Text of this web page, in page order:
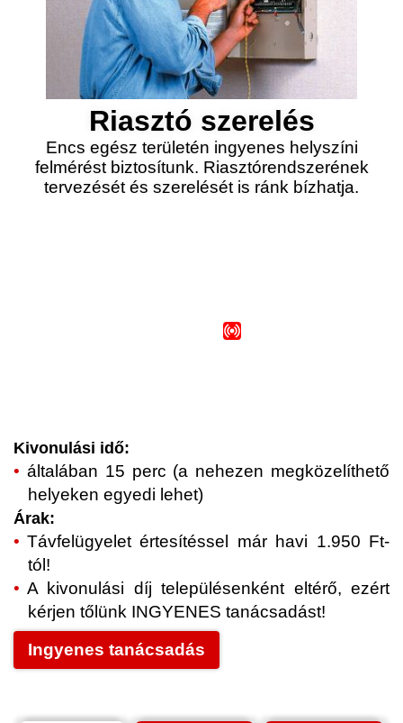
Riasztó szerelés
Encs egész területén ingyenes helyszíni
felmérést biztosítunk. Riasztórendszerének
tervezését és szerelését is ránk bízhatja.
Kivonulási idő:
általában 15 perc (a nehezen megközelíthető
helyeken egyedi lehet)
Árak:
Távfelügyelet értesítéssel már havi 1.950 Ft-
tól!
A kivonulási díj településenként eltérő, ezért
kérjen tőlünk INGYENES tanácsadást!
Ingyenes tanácsadás